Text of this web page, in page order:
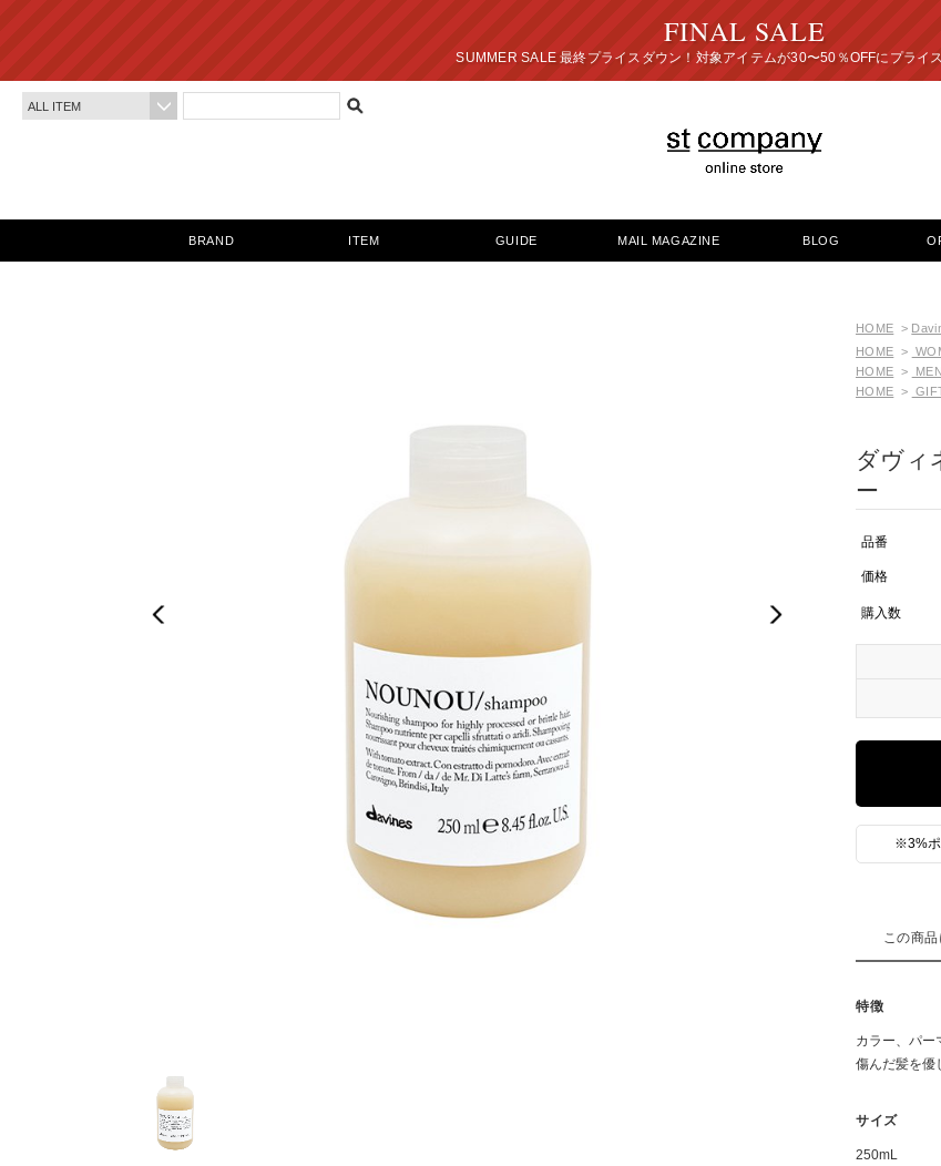
FINAL SALE
SUMMER SALE 最終プライスダウン！対象アイテムが30〜50％OFF
BRAND ITEM GUIDE MAIL MAGAZINE BLOG
HOME >
HOME >
HOME >
HOME >
ダヴ
ー
品番
価格
購入数
※3%ポ
この商
特徴
カラー、パー
傷んだ髪を優
サイズ
250mL